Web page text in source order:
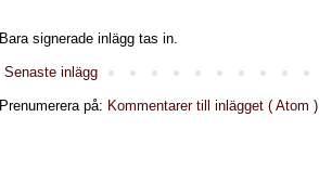
Bara signerade inlägg tas in.
Senaste inlägg
Prenumerera på: Kommentarer till inlägget ( Atom )